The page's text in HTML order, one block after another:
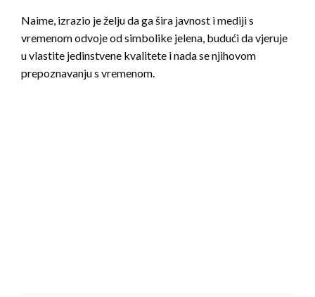
Naime, izrazio je želju da ga šira javnost i mediji s
vremenom odvoje od simbolike jelena, budući da vjeruje
u vlastite jedinstvene kvalitete i nada se njihovom
prepoznavanju s vremenom.